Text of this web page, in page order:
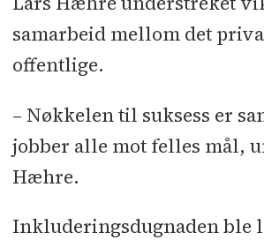
samarbeid mellom det
offentlige.
– Nøkkelen til suksess er
jobber alle mot felles mål,
Hæhre.
Inkluderingsdugnaden ble